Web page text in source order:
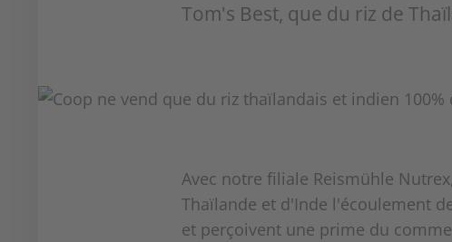
Tom's Best, que du riz de
Avec notre filiale Reismühle
Thaïlande et d'Inde l'écoulement
et perçoivent une prime du